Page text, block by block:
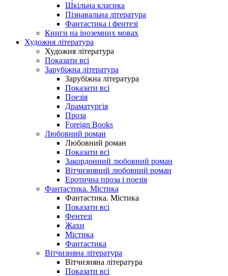
Шкільна класика
Пізнавальна література
Фантастика і фентезі
Книги на іноземних мовах
Художня література
Художня література
Показати всі
Зарубіжна література
Зарубіжна література
Показати всі
Поезія
Драматургія
Проза
Foreign Books
Любовний роман
Любовний роман
Показати всі
Закордонний любовний роман
Вітчизняний любовний роман
Еротична проза і поезія
Фантастика. Містика
Фантастика. Містика
Показати всі
Фентезі
Жахи
Містика
Фантастика
Вітчизняна література
Вітчизняна література
Показати всі